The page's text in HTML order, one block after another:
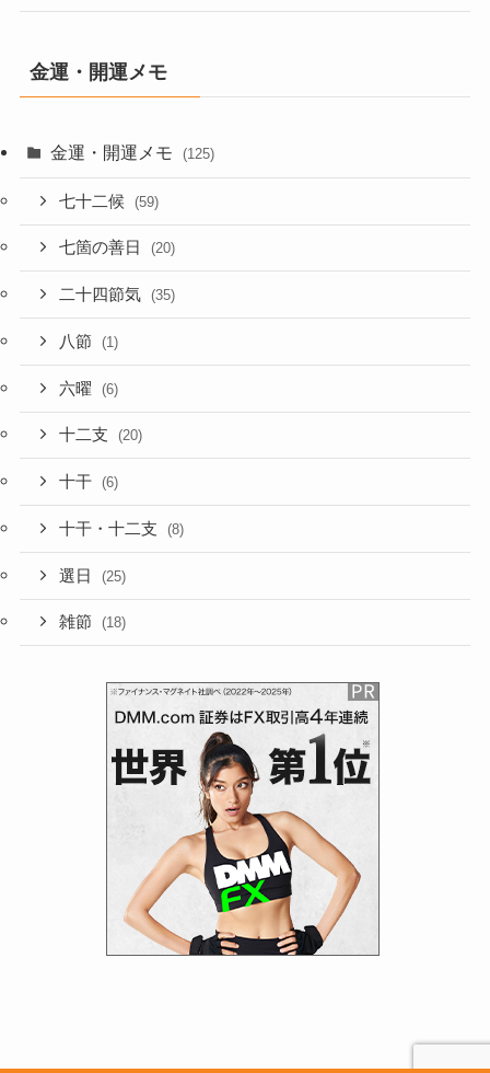
金運・開運メモ
金運・開運メモ (125)
七十二候 (59)
七箇の善日 (20)
二十四節気 (35)
八節 (1)
六曜 (6)
十二支 (20)
十干 (6)
十干・十二支 (8)
選日 (25)
雑節 (18)